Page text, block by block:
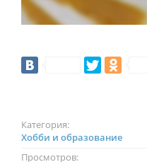
Категория:
Хобби и образование
Просмотров: